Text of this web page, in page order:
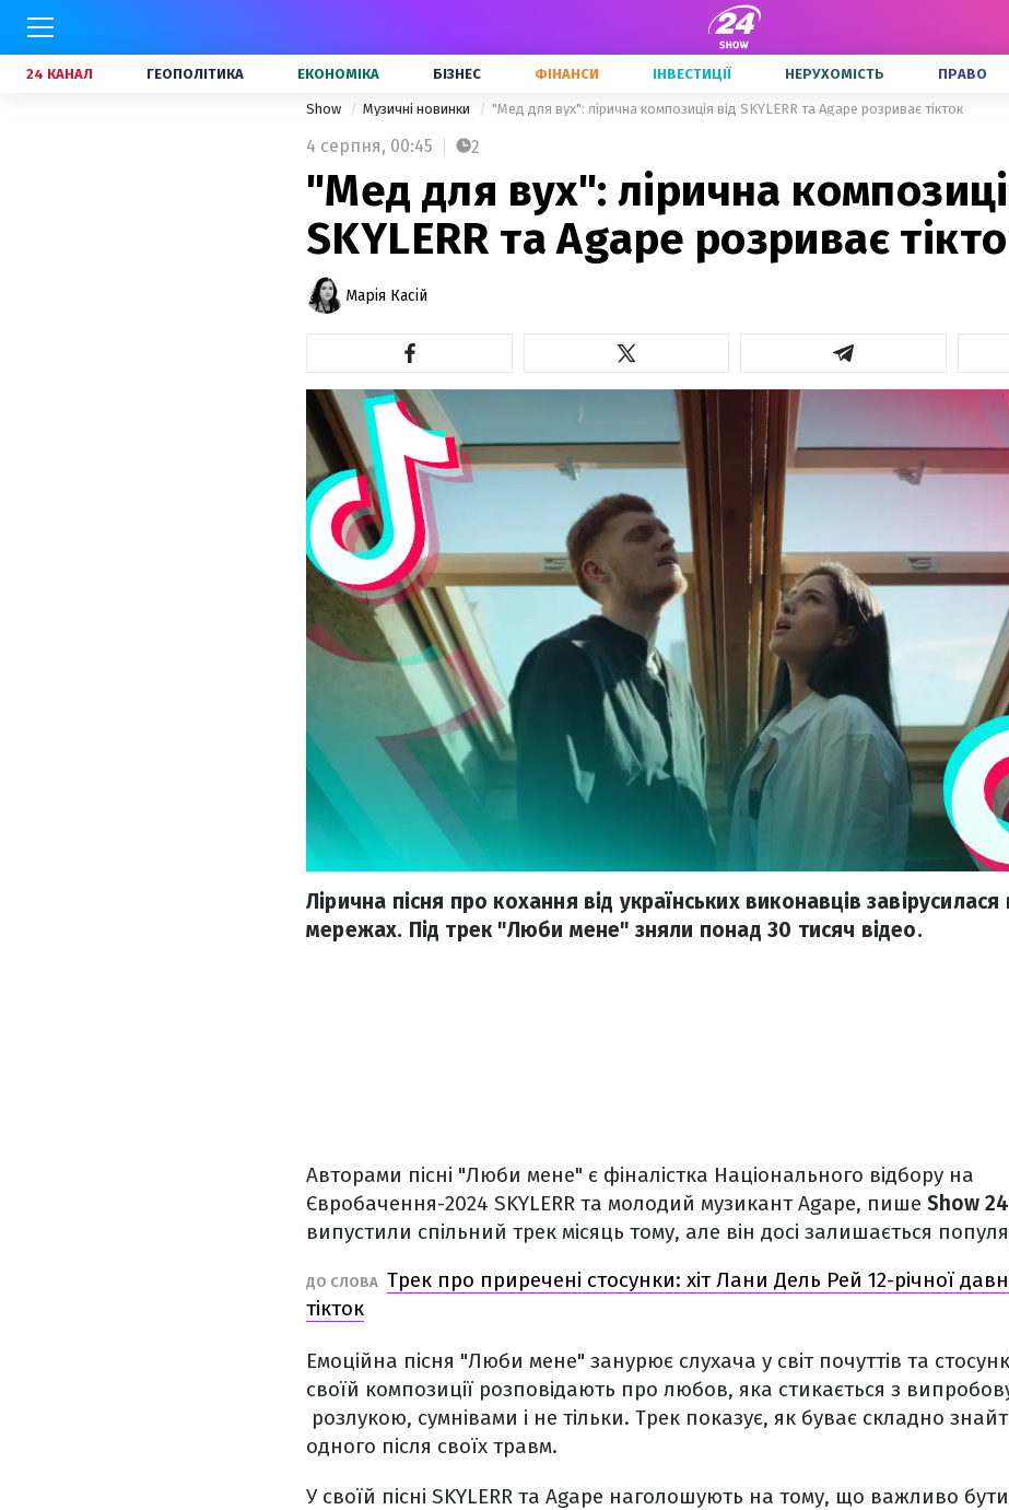
24 КАНАЛ ГЕОПОЛІТИКА ЕКОНОМІКА БІЗНЕС ФІНАНСИ ІНВЕСТИЦІЇ НЕРУХОМІСТЬ ПРАВО
Show Музичні новинки "Мед для вух": лірична композиція від SKYLERR та Agape розриває тікток
4 серпня, 00:45 2
"Мед для вух": лірична
SKYLERR та Agape розриває
Марія Касій
Лірична пісня про кохання від українських виконавців завірусилася
мережах. Під трек "Люби мене" зняли понад 30 тисяч відео.
Авторами пісні "Люби мене" є фіналістка Національного відбору на
Євробачення-2024 SKYLERR та молодий музикант Agape, пише Show 24
випустили спільний трек місяць тому, але він досі залишається
ДО СЛОВА Трек про приречені стосунки: хіт Лани Дель Рей 12-річної
тікток
Емоційна пісня "Люби мене" занурює слухача у світ почуттів та
своїй композиції розповідають про любов, яка стикається з
розлукою, сумнівами і не тільки. Трек показує, як буває складно
одного після своїх травм.
У своїй пісні SKYLERR та Agape наголошують на тому, що важливо